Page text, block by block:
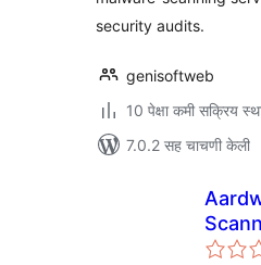
security audits.
genisoftweb
10 पेक्षा कमी सक्रिय
7.0.2 सह चाचणी केली